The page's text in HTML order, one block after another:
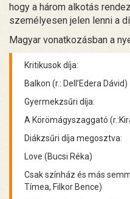
hogy a három alkotás
személyesen jelen lenni a
Magyar vonatkozásban a
Kritikusok díja:
Balkon (r.: Dell’Edera Dávid)
Gyermekzsűri díja:
A Körömágyszaggató
Diákzsűri díja megosztva:
Love (Bucsi Réka)
Csak színház és más
Tímea, Filkor Bence)